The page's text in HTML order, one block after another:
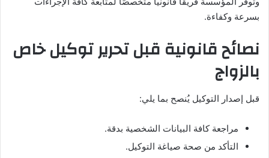
بسرعة وكفاءة.
نصائح قانونية قبل تحرير توكيل خاص
بالزواج
قبل إصدار التوكيل يُنصح بما يلي:
مراجعة كافة البيانات الشخصية بدقة.
التأكد من صحة صياغة التوكيل.